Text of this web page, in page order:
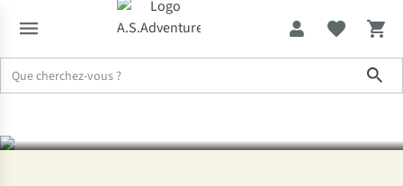
des amateurs de sports
nautiques